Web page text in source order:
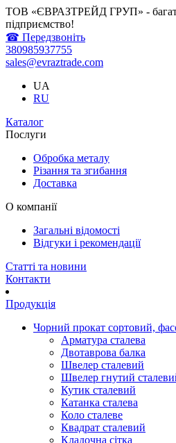
ТОВ «ЄВРАЗТРЕЙД ГРУП» -
підприємство!
☎ Передзвоніть
380985937755
sales@evraztrade.com
UA
RU
Каталог
Послуги
Обробка металу
Різання та згибання
Доставка
О компанії
Загальні відомості
Відгуки і рекомендації
Статті та новини
Контакти
Продукція
Чорний прокат сортовий,
Арматура сталева
Двотаврова балка
Швелер сталевий
Швелер гнутий
Кутик сталевий
Катанка сталева
Коло сталеве
Квадрат сталевий
Кладочна сітка